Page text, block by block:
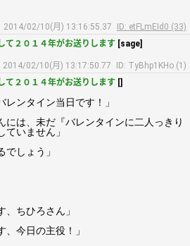
2014/02/10(月) 13:16:55.37
ID: etFLmEId0 (33)
て２０１４年がお送りします [sage]
2014/02/10(月) 13:17:50.77
ID: TyBhp1KHo (1)
て２０１４年がお送りします []
ンタイン当日です！」
には、未だ『バレンタインに二人っきり
いません」
しょう」
ちひろさん」
今日の主役！」